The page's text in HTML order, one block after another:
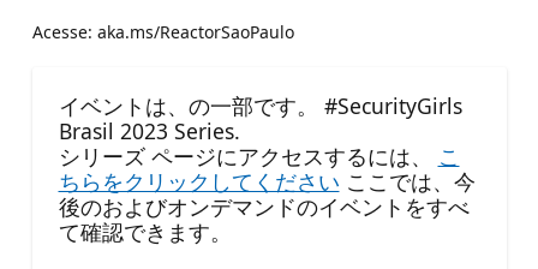
Acesse: aka.ms/ReactorSaoPaulo
イベントは、の一部です。 #SecurityGirls
Brasil 2023 Series.
シリーズ ページにアクセスするには、
こ
ちらをクリックしてください ここでは、今
後のおよびオンデマンドのイベントをすべ
て確認できます。